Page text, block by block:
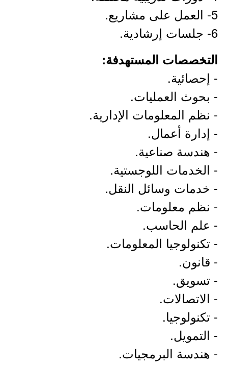
5- العمل على مشاريع.
6- جلسات إرشادية.
التخصصات المستهدفة:
- إحصائية.
- بحوث العمليات.
- نظم المعلومات الإدارية.
- إدارة أعمال.
- هندسة صناعية.
- الخدمات اللوجستية.
- خدمات وسائل النقل.
- نظم معلومات.
- علم الحاسب.
- تكنولوجيا المعلومات.
- قانون.
- تسويق.
- الاتصالات.
- تكنولوجيا.
- التمويل.
- هندسة البرمجيات.